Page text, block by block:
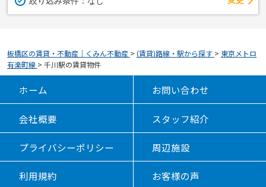
板橋区の賃貸・不動産｜くみん不動産 > (賃貸)路線・駅から探す > 東京メトロ
有楽町線 > 千川駅の賃貸物件
ホーム お問い合わせ
会社概要 スタッフ紹介
プライバシーポリシー 周辺施設
利用規約 お客様の声